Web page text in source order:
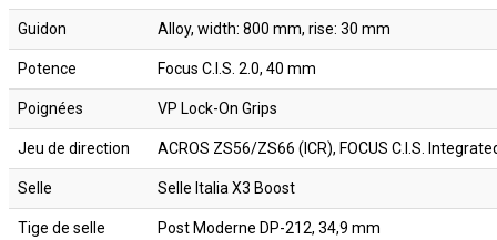
Guidon Alloy, width: 800 mm, rise: 30 mm
Potence Focus C.I.S. 2.0, 40 mm
Poignées VP Lock-On Grips
Jeu de direction ACROS ZS56/ZS66 (ICR), FOCUS C.I.S.
Selle Selle Italia X3 Boost
Tige de selle Post Moderne DP-212, 34,9 mm